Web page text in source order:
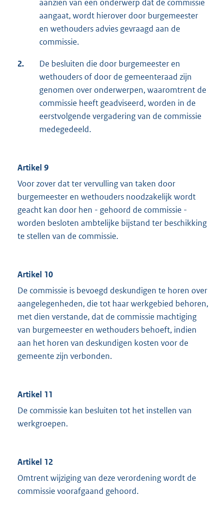
aanzien van een onderwerp dat de commissie
aangaat, wordt hierover door burgemeester
en wethouders advies gevraagd aan de
commissie.
2.
De besluiten die door burgemeester en
wethouders of door de gemeenteraad zijn
genomen over onderwerpen, waaromtrent de
commissie heeft geadviseerd, worden in de
eerstvolgende vergadering van de commissie
medegedeeld.
Artikel 9
Voor zover dat ter vervulling van taken door
burgemeester en wethouders noodzakelijk wordt
geacht kan door hen - gehoord de commissie -
worden besloten ambtelijke bijstand ter beschikking
te stellen van de commissie.
Artikel 10
De commissie is bevoegd deskundigen te horen over
aangelegenheden, die tot haar werkgebied behoren,
met dien verstande, dat de commissie machtiging
van burgemeester en wethouders behoeft, indien
aan het horen van deskundigen kosten voor de
gemeente zijn verbonden.
Artikel 11
De commissie kan besluiten tot het instellen van
werkgroepen.
Artikel 12
Omtrent wijziging van deze verordening wordt de
commissie voorafgaand gehoord.